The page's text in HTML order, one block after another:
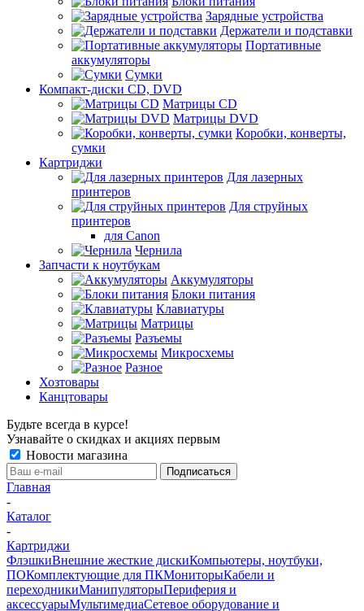
Зарядные устройства
Держатели и подставки
Портативные
аккумуляторы
Сумки
Компакт-диски CD, DVD
Матрицы CD
Матрицы DVD
Коробки, конверты,
сумки
Картриджи
Для лазерных
принтеров
Для струйных
принтеров
для Canon
Чернила
Запчасти к ноутбукам
Аккумуляторы
Блоки питания
Клавиатуры
Матрицы
Разъемы
Микросхемы
Разное
Хозтовары
Канцтовары
Будьте всегда в курсе!
Узнавайте о скидках и акциях первым
Новости магазина
Главная
-
Каталог
-
Картриджи
ФлэшкиВнешние жесткие дискиКомпьютеры, ноутбуки,
ПОКомплектующие для ПКМониторыКабели и
переходникиМанипуляторыПериферия и
аксессуарыМультимедиаСетевое оборудование и